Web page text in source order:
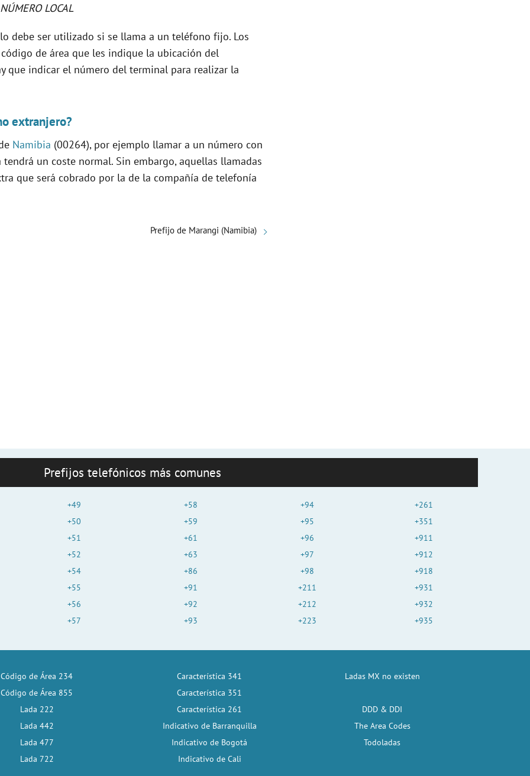
LOCAL
debe ser utilizado si se llama a un teléfono fijo. Los
de área que les indique la ubicación del
que indicar el número del terminal para realizar la
extranjero?
Namibia (00264), por ejemplo llamar a un número con
un coste normal. Sin embargo, aquellas llamadas
que será cobrado por la de la compañía de telefonía
Prefijo de Marangi (Namibia)
Prefijos telefónicos más comunes
+49
+50
+51
+52
+54
+55
+56
+57
+58
+59
+61
+63
+86
+91
+92
+93
+94
+95
+96
+97
+98
+211
+212
+223
+261
+351
+911
+912
+918
+931
+932
+935
Código de Área 234
Código de Área 855
Lada 222
Lada 442
Lada 477
Lada 722
Característica 341
Característica 351
Característica 261
Indicativo de Barranquilla
Indicativo de Bogotá
Indicativo de Cali
Ladas MX no existen
DDD & DDI
The Area Codes
Todoladas